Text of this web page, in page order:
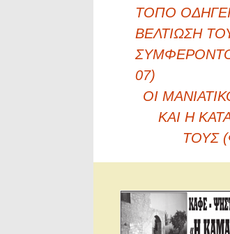
ΤΟΠΟ
ΒΕΛΤΙΩΣΗ
07)
ΟΙ
ΚΑΙ Η
ΤΟΥΣ